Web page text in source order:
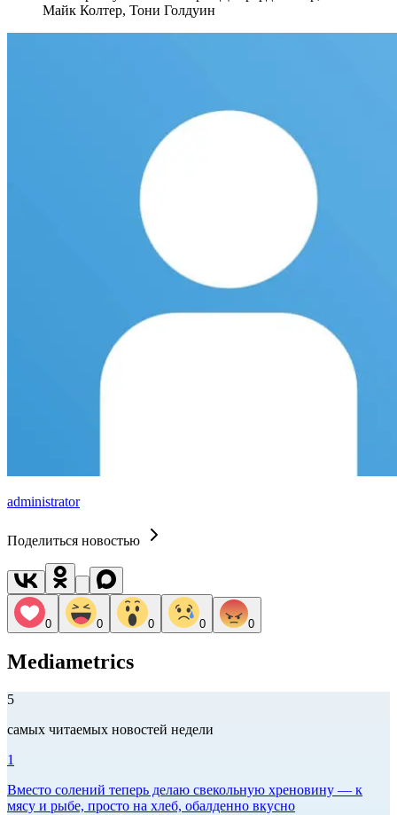
Майк Колтер, Тони Голдуин
administrator
Поделиться новостью
0 0 0 0 0
Mediametrics
5
самых читаемых новостей недели
1
Вместо солений теперь делаю свекольную хреновину — к
мясу и рыбе, просто на хлеб, обалденно вкусно